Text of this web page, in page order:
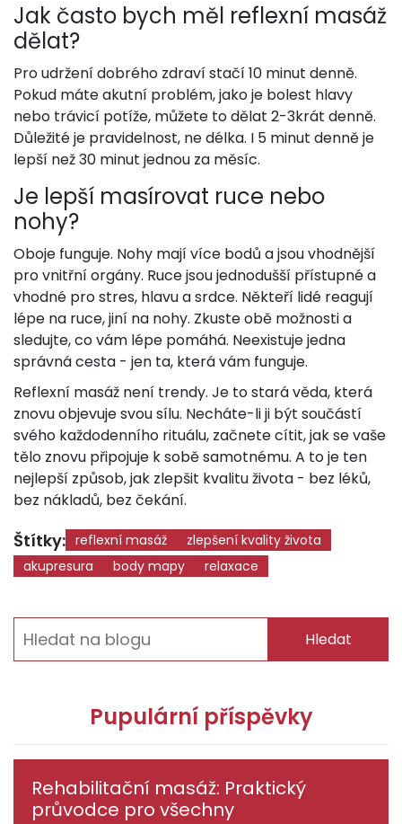
Jak často bych měl reflexní masáž
dělat?
Pro udržení dobrého zdraví stačí 10 minut denně.
Pokud máte akutní problém, jako je bolest hlavy
nebo trávicí potíže, můžete to dělat 2-3krát denně.
Důležité je pravidelnost, ne délka. I 5 minut denně je
lepší než 30 minut jednou za měsíc.
Je lepší masírovat ruce nebo
nohy?
Oboje funguje. Nohy mají více bodů a jsou vhodnější
pro vnitřní orgány. Ruce jsou jednodušší přístupné a
vhodné pro stres, hlavu a srdce. Někteří lidé reagují
lépe na ruce, jiní na nohy. Zkuste obě možnosti a
sledujte, co vám lépe pomáhá. Neexistuje jedna
správná cesta - jen ta, která vám funguje.
Reflexní masáž není trendy. Je to stará věda, která
znovu objevuje svou sílu. Necháte-li ji být součástí
svého každodenního rituálu, začnete cítit, jak se vaše
tělo znovu připojuje k sobě samotnému. A to je ten
nejlepší způsob, jak zlepšit kvalitu života - bez léků,
bez nákladů, bez čekání.
Štítky: reflexní masáž
zlepšení kvality života
akupresura
body mapy relaxace
Hledat
Pupulární příspěvky
Rehabilitační masáž: Praktický
průvodce pro všechny